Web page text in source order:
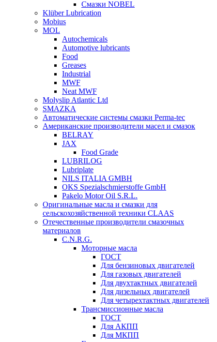
Смазки NOBEL
Klüber Lubrication
Mobius
MOL
Autochemicals
Automotive lubricants
Food
Greases
Industrial
MWF
Neat MWF
Molyslip Atlantic Ltd
SMAZKA
Автоматические системы смазки Perma-tec
Американские производители масел и смазок
BELRAY
JAX
Food Grade
LUBRILOG
Lubriplate
NILS ITALIA GMBH
OKS Spezialschmierstoffe GmbH
Pakelo Motor Oil S.R.L.
Оригинальные масла и смазки для
сельскохозяйственной техники CLAAS
Отечественные производители смазочных
материалов
C.N.R.G.
Моторные масла
ГОСТ
Для бензиновых двигателей
Для газовых двигателей
Для двухтактных двигателей
Для дизельных двигателей
Для четырехтактных двигателей
Трансмиссионные масла
ГОСТ
Для АКПП
Для МКПП